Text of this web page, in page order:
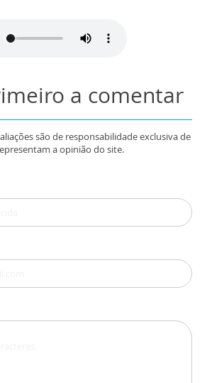
a comentar
são de responsabilidade exclusiva de
a opinião do site.